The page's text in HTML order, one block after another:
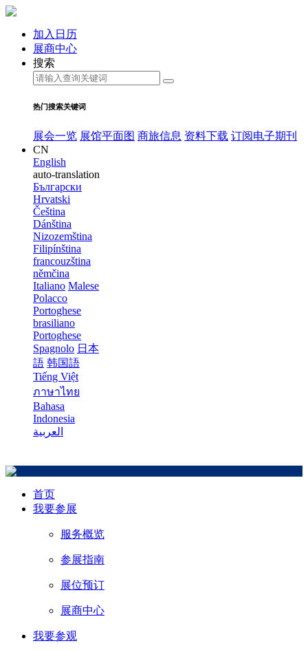
加入日历
展商中心
搜索
热门搜索关键词
展会一览 展馆平面图 商旅信息 资料下载 订阅电子期刊
CN
English
auto-translation
Български
Hrvatski
Čeština
Dánština
Nizozemština
Filipínština
francouzština
němčina
Italiano Malese
Polacco
Portoghese
brasiliano
Portoghese
Spagnolo 日本
語 韩国語
Tiếng Việt
ภาษาไทย
Bahasa
Indonesia
العربية
首页
我要参展
服务概览
参展指南
展位预订
展商中心
我要参观